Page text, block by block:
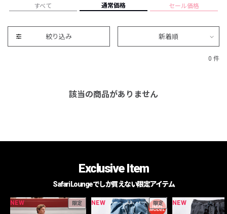
すべて 通常価格 セール価格
絞り込み 新着順
0 件
該当の商品がありません
Exclusive Item
Safari Loungeでしか買えない限定アイテム
NEW 限定 NEW 限定 NEW